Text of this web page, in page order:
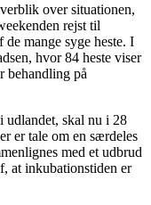
over situationen,
rejst til
mange syge heste. I
hvor 84 heste viser
behandling på
udlandet, skal nu i 28
er tale om en særdeles
med et udbrud
at inkubationstiden er